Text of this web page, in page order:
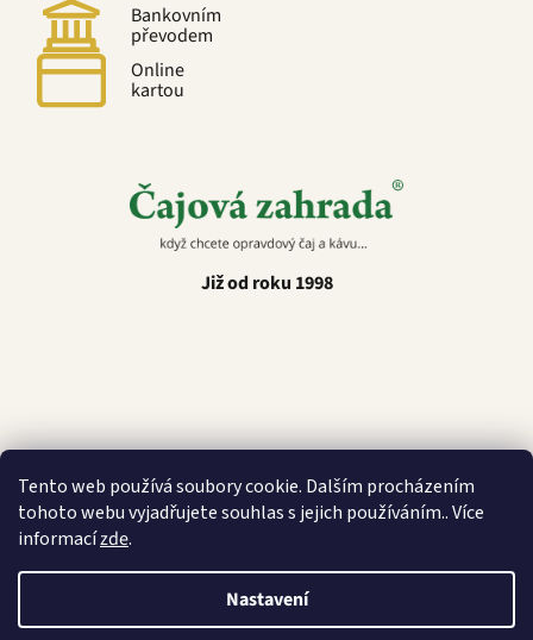
Tento web používá soubory cookie. Dalším procházením
tohoto webu vyjadřujete souhlas s jejich používáním.. Více
informacízde.
Nastavení
Bankovním
převodem
Online
kartou
Již od roku 1998
Latino Café
Vytvořil Shoptet